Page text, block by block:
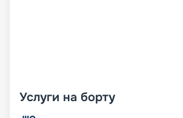
Услуги на борту